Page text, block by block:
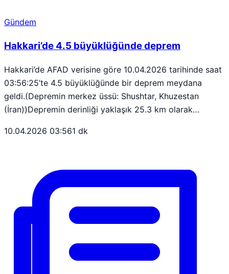
Gündem
Hakkari’de 4.5 büyüklüğünde deprem
Hakkari’de AFAD verisine göre 10.04.2026 tarihinde saat
03:56:25’te 4.5 büyüklüğünde bir deprem meydana
geldi.(Depremin merkez üssü: Shushtar, Khuzestan
(İran))Depremin derinliği yaklaşık 25.3 km olarak…
10.04.2026 03:561 dk